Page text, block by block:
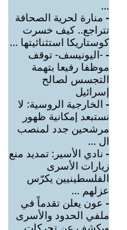
...
- منارة لحرية الصحافة
تتراجع.. كيف خسرت
كوستاريكا استثنائيتها ...
- -اليونيسف- توقف
موظفا رفيعا بتهمة
التجسس لصالح
إسرائيل
- الخارجية الروسية: لا
نستبعد إمكانية ظهور
مرشحين جدد لمنصب
ال ...
- نادي الأسير: تمديد منع
زيارات الأسرى
الفلسطينيين يكرّس
عزلهم ...
- عون يعلن تقدماً في
ملفي الحدود والأسرى
ويكشف عن تحركات